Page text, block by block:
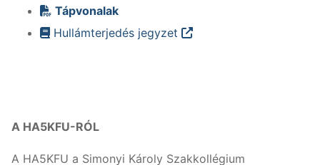
Tápvonalak
Hullámterjedés jegyzet
A HA5KFU-RÓL
A HA5KFU a Simonyi Károly Szakkollégium